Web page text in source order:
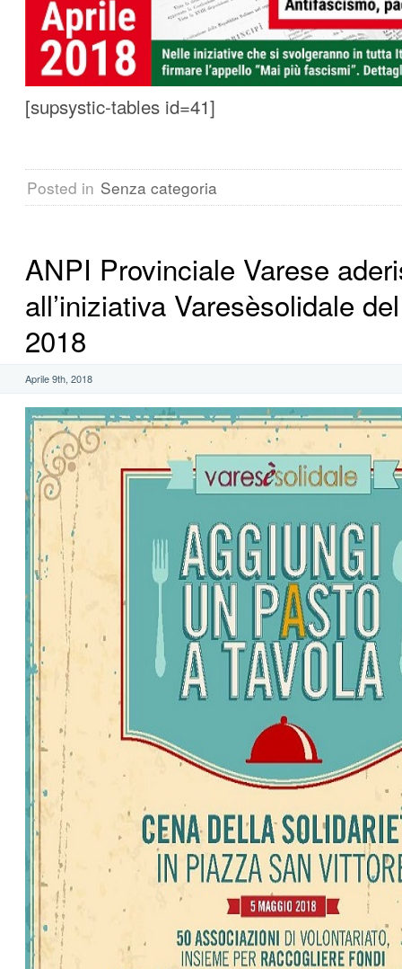
[supsystic-tables id=41]
Posted in Senza categoria
ANPI Provinciale Varese
all’iniziativa Varesèsolidale
2018
Aprile 9th, 2018